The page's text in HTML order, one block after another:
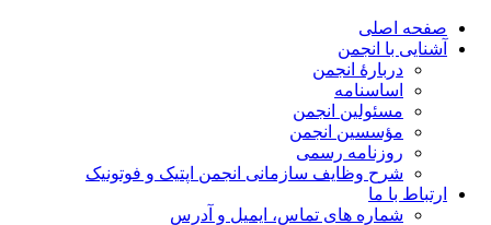
صفحه اصلی
آشنایی با انجمن
دربارۀ انجمن
اساسنامه
مسئولین انجمن
مؤسسین انجمن
روزنامه رسمی
شرح وظایف سازمانی انجمن اپتیک و فوتونیک
ارتباط با ما
شماره های تماس، ایمیل و آدرس